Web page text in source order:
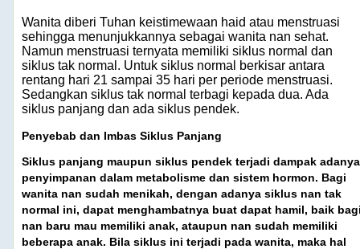
Wanita diberi Tuhan keistimewaan haid atau menstruasi
sehingga menunjukkannya sebagai wanita nan sehat.
Namun menstruasi ternyata memiliki siklus normal dan
siklus tak normal. Untuk siklus normal berkisar antara
rentang hari 21 sampai 35 hari per periode menstruasi.
Sedangkan siklus tak normal terbagi kepada dua. Ada
siklus panjang dan ada siklus pendek.
Penyebab dan Imbas Siklus Panjang
Siklus panjang maupun siklus pendek terjadi dampak adanya
penyimpanan dalam metabolisme dan sistem hormon. Bagi
wanita nan sudah menikah, dengan adanya siklus nan tak
normal ini, dapat menghambatnya buat dapat hamil, baik
nan baru mau memiliki anak, ataupun nan sudah memiliki
beberapa anak. Bila siklus ini terjadi pada wanita, maka hal